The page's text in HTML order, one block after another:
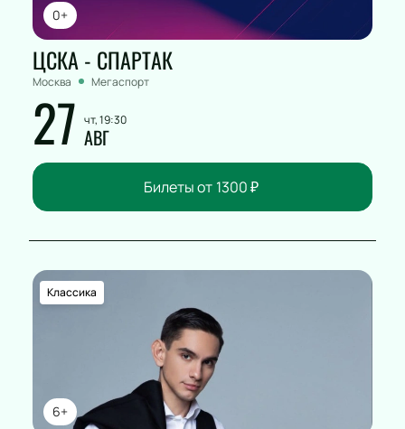
0+
ЦСКА - СПАРТАК
Москва Мегаспорт
27 чт, 19:30
АВГ
Билеты от 1300₽
6+
Классика